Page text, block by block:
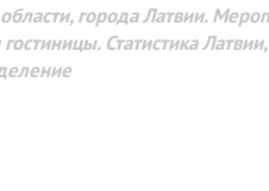
города Латвии.
Статистика